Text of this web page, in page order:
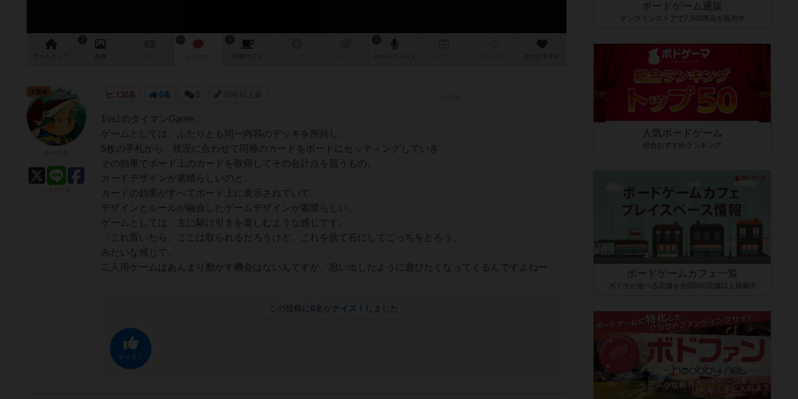
ゲーム 画像 レビュー 店舗/ カフェ 次のおすすめ
132名 0名 0 10年以上前
1vs1のタイマンGame。
ゲームとしては、ふたりとも同一内容のデッキを所持し、
5枚の手札から、状況に合わせて同種のカードをボードにセッティングしていき、
その効果でボード上のカードを取得してその合計点を競うもの。
カードデザインが素晴らしいのと、
カードの効果がすべてボード上に表示されていて、
デザインとルールが融合したゲームデザインが素晴らしい。
ゲームとしては、主に駆け引きを楽しむような感じです。
「これ置いたら、ここは取られるだろうけど、これを捨て石にしてこっちをとろう」
みたいな感じで。
二人用ゲームはあんまり動かす機会はないんですが、思い出したように遊びたくなってくるんですよねー
この投稿に 0名がナイス！ しました
ナイス！
大賢者
ボードゲーム通販
オンラインストアで7,500商品を販売中
人気ボードゲーム
総合おすすめランキング
ボードゲームカフェ一覧
ボドゲが遊べる店舗を全国500店舗以上掲載中